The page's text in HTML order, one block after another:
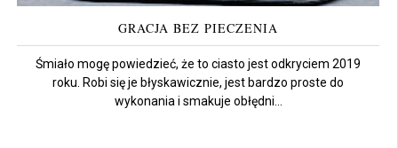
GRACJA BEZ PIECZENIA
Śmiało mogę powiedzieć, że to ciasto jest odkryciem 2019
roku. Robi się je błyskawicznie, jest bardzo proste do
wykonania i smakuje obłędni...